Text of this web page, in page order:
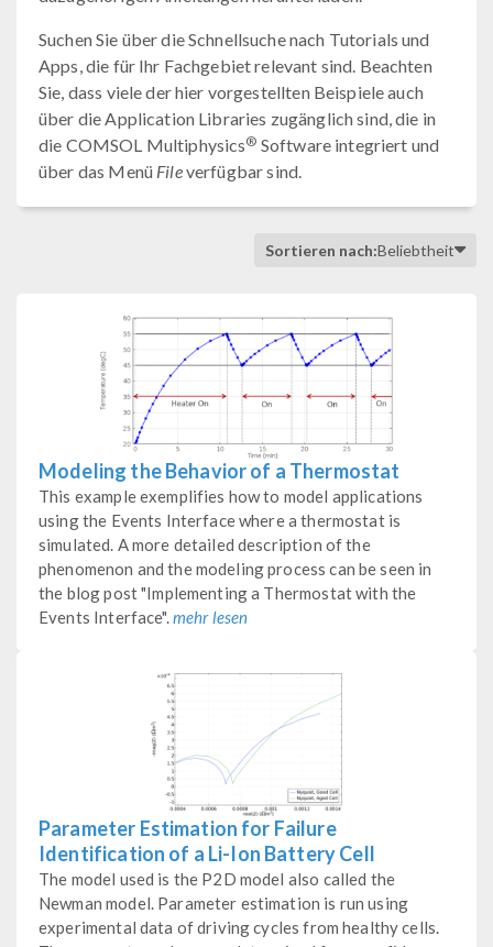
Suchen Sie über die Schnellsuche nach Tutorials und
Apps, die für Ihr Fachgebiet relevant sind. Beachten
Sie, dass viele der hier vorgestellten Beispiele auch
über die Application Libraries zugänglich sind, die in
die COMSOL Multiphysics® Software integriert und
über das Menü Fileverfügbar sind.
Sortieren nach:Beliebtheit
Modeling the Behavior of a Thermostat
This example exemplifies how to model applications
using the Events Interface where a thermostat is
simulated. A more detailed description of the
phenomenon and the modeling process can be seen in
the blog post "Implementing a Thermostat with the
Events Interface".mehr lesen
Parameter Estimation for Failure
Identification of a Li-Ion Battery Cell
The model used is the P2D model also called the
Newman model. Parameter estimation is run using
experimental data of driving cycles from healthy cells.